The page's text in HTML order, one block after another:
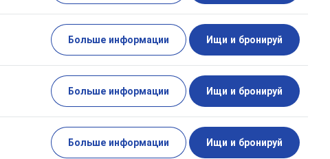
Больше информации Ищи и бронируй
Больше информации Ищи и бронируй
Больше информации Ищи и бронируй